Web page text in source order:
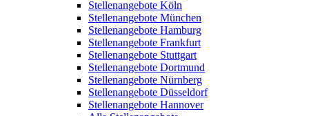
Stellenangebote Köln
Stellenangebote München
Stellenangebote Hamburg
Stellenangebote Frankfurt
Stellenangebote Stuttgart
Stellenangebote Dortmund
Stellenangebote Nürnberg
Stellenangebote Düsseldorf
Stellenangebote Hannover